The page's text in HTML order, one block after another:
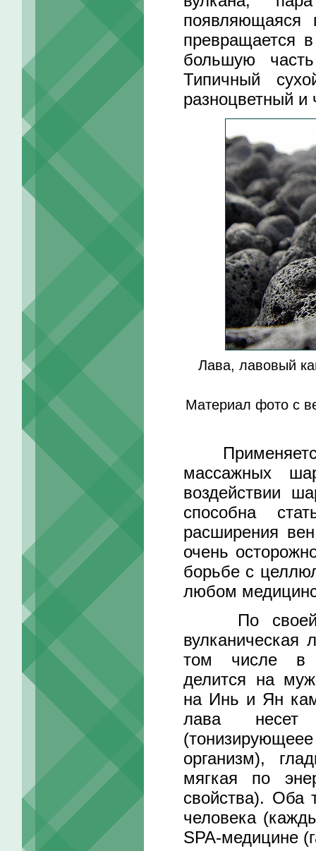
появляющаяся
превращается
большую
Типичный
разноцветный и
Лава, лавовый
Материал фото с
Применяется
массажных
воздействии
способна
расширения
очень
борьбе с
любом
По своей
вулканическая
том числе в
делится на
на Инь и Ян
лава
организм),
мягкая по
свойства). Оба
человека
SPA-медицине